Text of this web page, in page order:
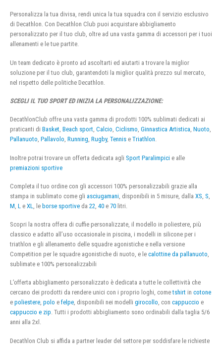
Personalizza la tua divisa, rendi unica la tua squadra con il servizio esclusivo
di Decathlon. Con Decathlon Club puoi acquistare abbigliamento
personalizzato per il tuo club, oltre ad una vasta gamma di accessori per i tuoi
allenamenti e le tue partite.
Un team dedicato è pronto ad ascoltarti ed aiutarti a trovare la miglior
soluzione per il tuo club, garantendoti la miglior qualità prezzo sul mercato,
nel rispetto delle politiche Decathlon.
SCEGLI IL TUO SPORT ED INIZIA LA PERSONALIZZAZIONE:
DecathlonClub offre una vasta gamma di prodotti 100% sublimati dedicati ai
praticanti di Basket, Beach sport, Calcio, Ciclismo, Ginnastica Artistica, Nuoto,
Pallanuoto, Pallavolo, Running, Rugby, Tennis e Triathlon.
Inoltre potrai trovare un offerta dedicata agli Sport Paralimpici e alle
premiazioni sportive
Completa il tuo ordine con gli accessori 100% personalizzabili grazie alla
stampa in sublimato come gli asciugamani , disponibili in 5 misure, dalla XS S
M L e XL , le borse sportive da 22 40 e 70 litri.
Scopri la nostra offera di cuffie personalizzate, il modello in poliestere, più
classico e adatto all’uso occasionale in piscina, i modelli in silicone per i
triathlon e gli allenamento delle squadre agonistiche e nella versione
Competition per le squadre agonistiche di nuoto, e le calottine da pallanuoto,
sublimate e 100% personalizzabili
L’offerta abbigliamento personalizzato è dedicata a tutte le collettività che
cercano dei prodotti da rendere unici con i proprio loghi, cometshirt in cotone
e poliestere, polo e felpe, disponibili nei modelli girocollo, con cappuccio e
cappuccio e zip. Tutti i prodotti abbigliamento sono ordinabili dalla taglia 5/6
anni alla 2xl.
Decathlon Club si affida a partner leader del settore per soddisfare le richieste